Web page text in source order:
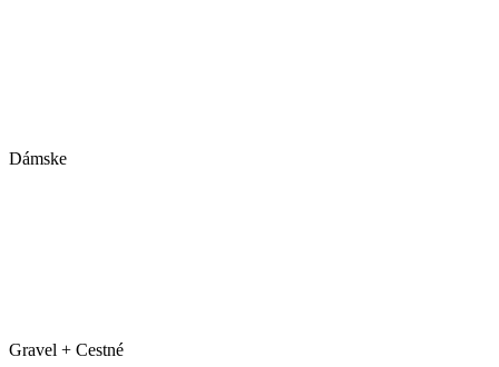
Dámske
Gravel + Cestné